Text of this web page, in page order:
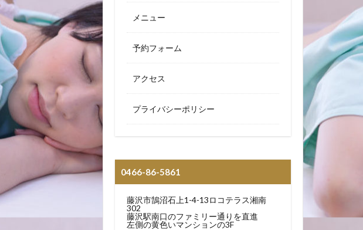
メニュー
予約フォーム
アクセス
プライバシーポリシー
0466-86-5861
藤沢市鵠沼石上1-4-13ロコテラス湘南
302
藤沢駅南口のファミリー通りを直進
左側の黄色いマンションの3F